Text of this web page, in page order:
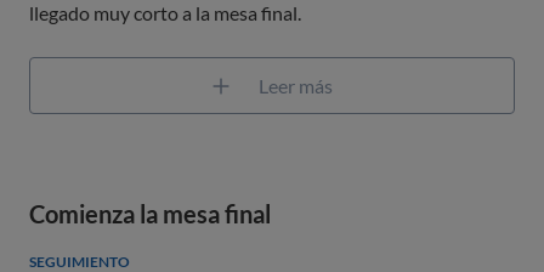
llegado muy corto a la mesa final.
Leer más
Comienza la mesa final
SEGUIMIENTO